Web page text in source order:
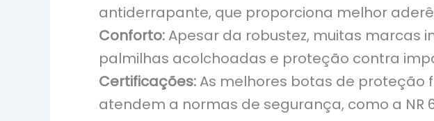
antiderrapante, que proporciona melhor
Conforto: Apesar da robustez, muitas marcas
palmilhas acolchoadas e proteção contra
Certificações: As melhores botas de
atendem a normas de segurança, como a NR